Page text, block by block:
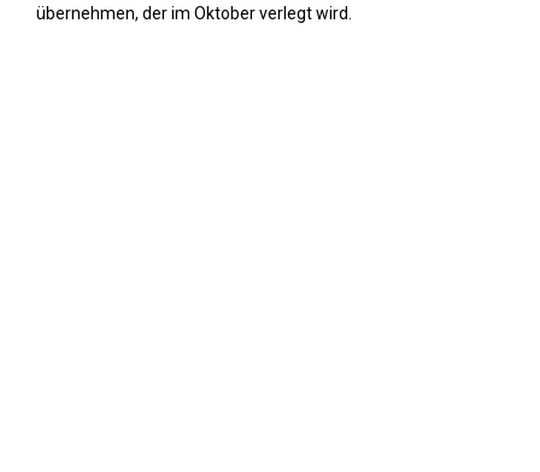
übernehmen, der im Oktober verlegt wird.